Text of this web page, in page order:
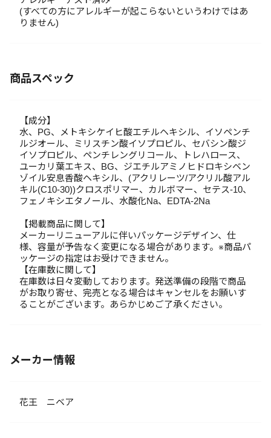
(すべての方にアレルギーが起こらないというわけではあ
りません)
商品スペック
【成分】
水、PG、メトキシケイヒ酸エチルヘキシル、イソペンチ
ルジオール、ミリスチン酸イソプロピル、セバシン酸ジ
イソプロピル、ペンチレングリコール、トレハロース、
ユーカリ葉エキス、BG、ジエチルアミノヒドロキシベン
ゾイル安息香酸ヘキシル、(アクリレーツ/アクリル酸アル
キル(C10-30))クロスポリマー、カルボマー、セテス-10、
フェノキシエタノール、水酸化Na、EDTA-2Na
【掲載商品に関して】
メーカーリニューアルに伴いパッケージデザイン、仕
様、容量が予告なく変更になる場合があります。※商品パ
ッケージの指定はお受けできません。
【在庫数に関して】
在庫数は日々変動しております。発送準備の段階で商品
がお取り寄せ、完売となる場合はキャンセルをお願いす
ることがございます。あらかじめご了承ください。
メーカー情報
花王 ニベア